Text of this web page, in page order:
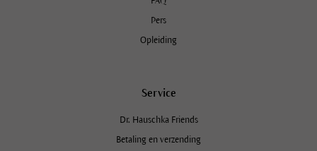
Pers
Opleiding
Service
Dr. Hauschka Friends
Betaling en verzending